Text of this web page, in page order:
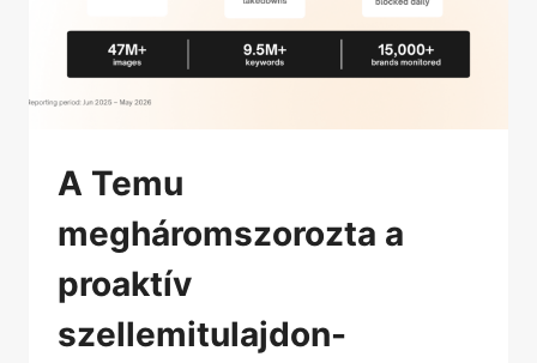
A Temu
megháromszorozta a
proaktív
szellemitulajdon-